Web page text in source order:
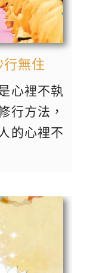
無住
心裡不執
行方法，
的心裡不